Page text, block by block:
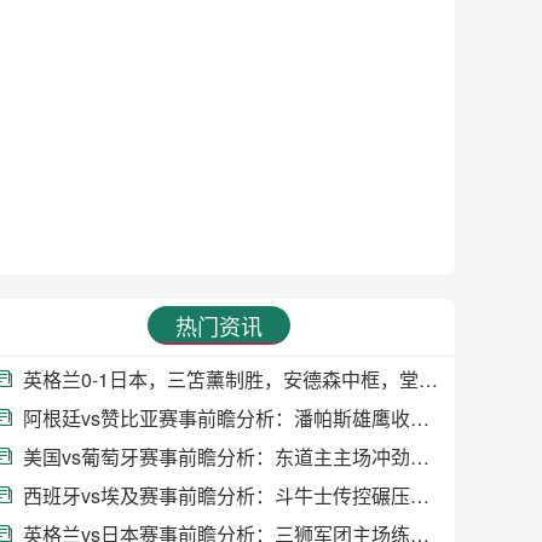
热门资讯
英格兰0-1日本，三笘薰制胜，安德森中框，堂安律、中村敬斗造险
阿根廷vs赞比亚赛事前瞻分析：潘帕斯雄鹰收官热身
美国vs葡萄牙赛事前瞻分析：东道主主场冲劲遇残阵葡萄牙
西班牙vs埃及赛事前瞻分析：斗牛士传控碾压，法老军团缺核迎战
英格兰vs日本赛事前瞻分析：三狮军团主场练兵，蓝武士挑战欧洲豪强